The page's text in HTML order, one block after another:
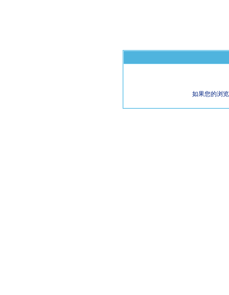
如果您的浏